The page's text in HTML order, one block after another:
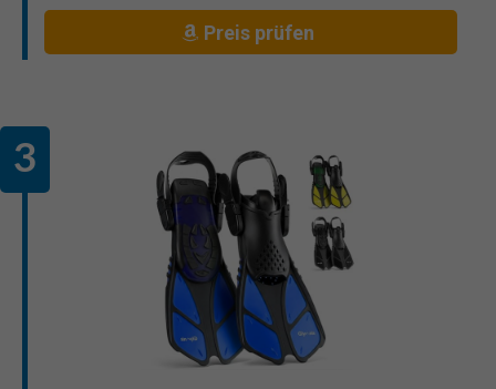
Preis prüfen